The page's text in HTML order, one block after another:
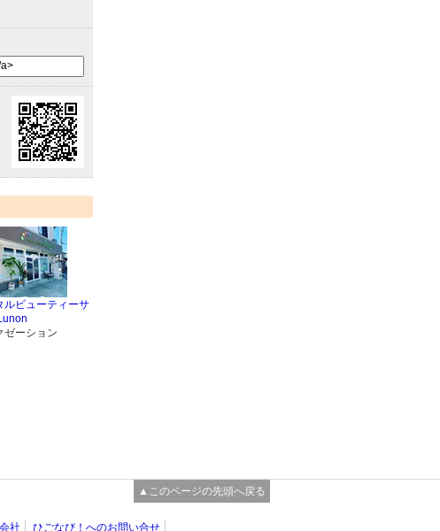
ルビューティーサ
ゼーション
▲このページの先頭へ戻る
社 ひごなび！へのお問い合せ